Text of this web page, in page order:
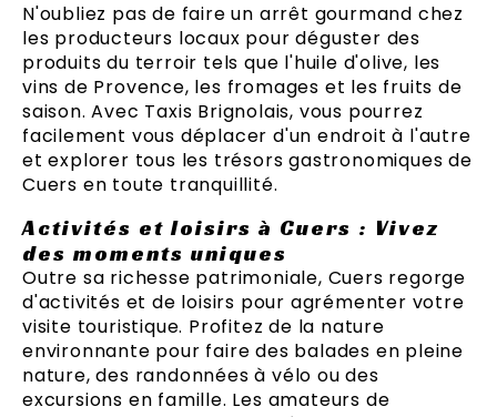
N'oubliez pas de faire un arrêt gourmand chez
les producteurs locaux pour déguster des
produits du terroir tels que l'huile d'olive, les
vins de Provence, les fromages et les fruits de
saison. Avec Taxis Brignolais, vous pourrez
facilement vous déplacer d'un endroit à l'autre
et explorer tous les trésors gastronomiques de
Cuers en toute tranquillité.
Activités et loisirs à Cuers : Vivez
des moments uniques
Outre sa richesse patrimoniale, Cuers regorge
d'activités et de loisirs pour agrémenter votre
visite touristique. Profitez de la nature
environnante pour faire des balades en pleine
nature, des randonnées à vélo ou des
excursions en famille. Les amateurs de